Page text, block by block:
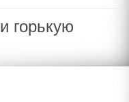
горькую